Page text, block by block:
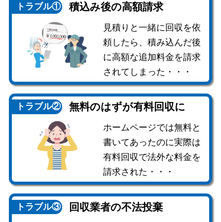
トラブル① 積込み後の高額請求
見積りと一緒に回収を依
頼したら、積み込んだ後
に高額な追加料金を請求
されてしまった・・・
トラブル② 無料のはずが有料回収に
ホームページでは無料と
書いてあったのに実際は
有料回収で法外な料金を
請求された・・・
トラブル③ 回収業者の不法投棄